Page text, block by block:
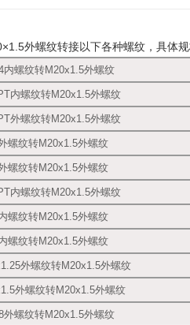
外螺纹转接以下各种螺纹，具体
内螺纹转M20x1.5外螺纹
内螺纹转M20x1.5外螺纹
外螺纹转M20x1.5外螺纹
螺纹转M20x1.5外螺纹
螺纹转M20x1.5外螺纹
内螺纹转M20x1.5外螺纹
螺纹转M20x1.5外螺纹
螺纹转M20x1.5外螺纹
外螺纹转M20x1.5外螺纹
外螺纹转M20x1.5外螺纹
外螺纹转M20x1.5外螺纹